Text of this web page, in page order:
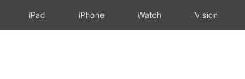
iPad iPhone Watch Vision